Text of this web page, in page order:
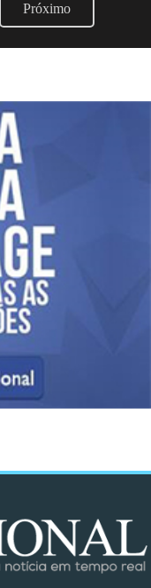
Próximo